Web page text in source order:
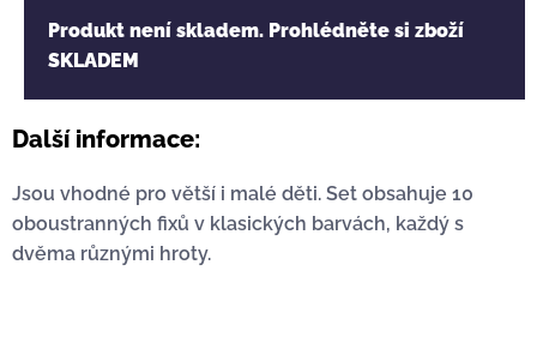
Produkt není skladem. Prohlédněte si zboží
SKLADEM
Další informace:
Jsou vhodné pro větší i malé děti. Set obsahuje 10
oboustranných fixů v klasických barvách, každý s
dvěma různými hroty.